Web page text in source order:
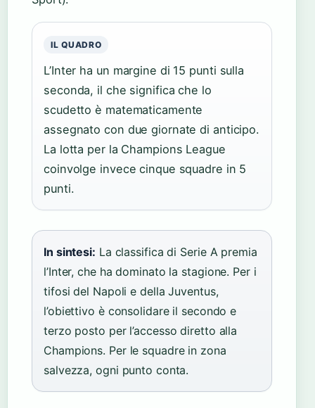
IL QUADRO
L’Inter ha un margine di 15 punti sulla
seconda, il che significa che lo
scudetto è matematicamente
assegnato con due giornate di anticipo.
La lotta per la Champions League
coinvolge invece cinque squadre in 5
punti.
In sintesi: La classifica di Serie A premia
l’Inter, che ha dominato la stagione. Per i
tifosi del Napoli e della Juventus,
l’obiettivo è consolidare il secondo e
terzo posto per l’accesso diretto alla
Champions. Per le squadre in zona
salvezza, ogni punto conta.